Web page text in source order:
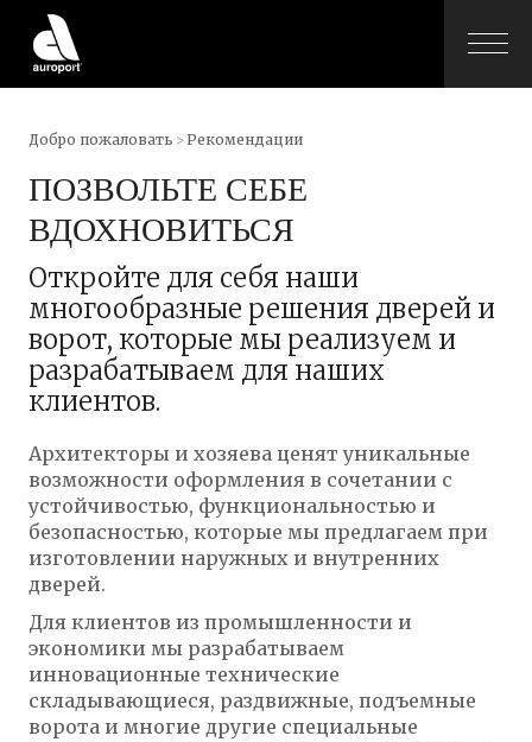
Добро пожаловать >Рекомендации
ПОЗВОЛЬТЕ СЕБЕ
ВДОХНОВИТЬСЯ
Откройте для себя наши
многообразные решения дверей и
ворот, которые мы реализуем и
разрабатываем для наших
клиентов.
Архитекторы и хозяева ценят уникальные
возможности оформления в сочетании с
устойчивостью, функциональностью и
безопасностью, которые мы предлагаем при
изготовлении наружных и внутренних
дверей.
Для клиентов из промышленности и
экономики мы разрабатываем
инновационные технические
складывающиеся, раздвижные, подъемные
ворота и многие другие специальные